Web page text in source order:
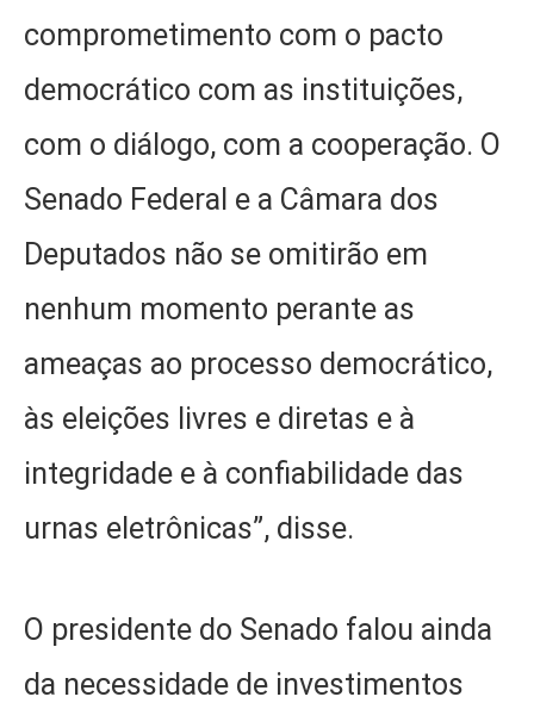
comprometimento com o pacto
democrático com as instituições,
com o diálogo, com a cooperação. O
Senado Federal e a Câmara dos
Deputados não se omitirão em
nenhum momento perante as
ameaças ao processo democrático,
às eleições livres e diretas e à
integridade e à confiabilidade das
urnas eletrônicas”, disse.
O presidente do Senado falou ainda
da necessidade de investimentos